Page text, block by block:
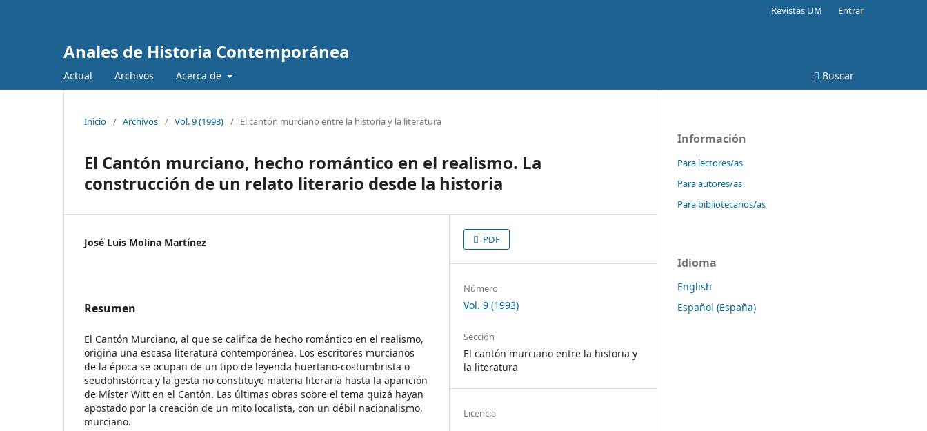
Anales de Historia Contemporánea
Actual Archivos Acerca de Buscar
Revistas UM Entrar
Inicio / Archivos / Vol. 9 (1993) / El cantón murciano entre la historia y la literatura
El Cantón murciano, hecho romántico en el realismo. La
construcción de un relato literario desde la historia
José Luis Molina Martínez
Resumen
El Cantón Murciano, al que se califica de hecho romántico en el realismo,
origina una escasa literatura contemporánea. Los escritores murcianos
de la época se ocupan de un tipo de leyenda huertano-costumbrista o
seudohistórica y la gesta no constituye materia literaria hasta la aparición
de Míster Witt en el Cantón. Las últimas obras sobre el tema quizá hayan
apostado por la creación de un mito localista, con un débil nacionalismo,
murciano.
PDF
Número
Vol. 9 (1993)
Sección
El cantón murciano entre la historia y
la literatura
Licencia
Información
Para lectores/as
Para autores/as
Para bibliotecarios/as
Idioma
English
Español (España)